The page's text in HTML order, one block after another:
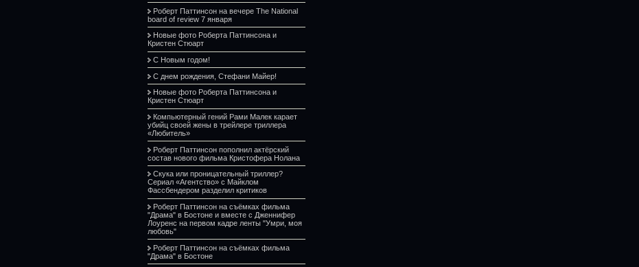
Роберт Паттинсон на вечере The National
board of review 7 января
Новые фото Роберта Паттинсона и
Кристен Стюарт
С Новым годом!
С днем рождения, Стефани Майер!
Новые фото Роберта Паттинсона и
Кристен Стюарт
Компьютерный гений Рами Малек карает
убийц своей жены в трейлере триллера
«Любитель»
Роберт Паттинсон пополнил актёрский
состав нового фильма Кристофера Нолана
Скука или проницательный триллер?
Сериал «Агентство» с Майклом
Фассбендером разделил критиков
Роберт Паттинсон на съёмках фильма
"Драма" в Бостоне и вместе с Дженнифер
Лоуренс на первом кадре ленты "Умри, моя
любовь"
Роберт Паттинсон на съёмках фильма
"Драма" в Бостоне